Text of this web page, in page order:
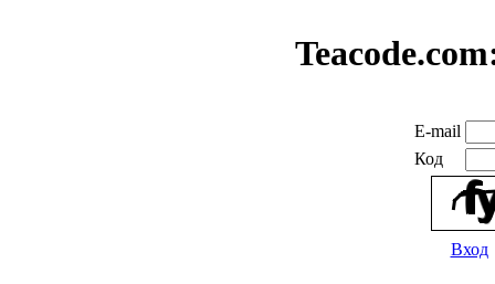
E-mail
Код
Вход